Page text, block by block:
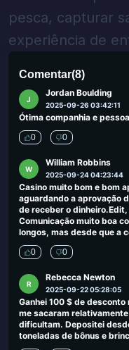
pesca, capturar
experiência de
Comentar(8)
JC Mendoza
2025-09-30 00:03:50
Muito bom hotel e
J
Jordan Boulding
2025-09-26 03:42:11
Ótima companhia e
0 0
W
William Robbins
2025-09-24 04:23:44
Casino muito bom e bom
aguardando a aprovação
de receber o
Comunicação muito boa
longos, mas desde que a
0 0
R
Rebecca Newton
2025-09-22 05:28:05
Ganhei 100 $ de
me sacaram
dificultam. Depositei
toneladas de bônus e